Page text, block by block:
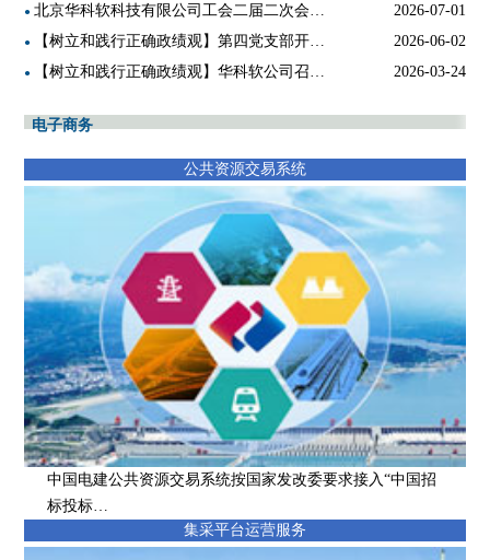
●北京华科软科技有限公司工会二届二次会员代表大会胜利召开 2026-07-01
● 【树立和践行正确政绩观】第四党支部开展“树立和践行正确政绩观”主题党日活动 2026-06-02
● 【树立和践行正确政绩观】华科软公司召开树立和践行正确政绩观学习教育集中梳理问题工作会 2026-03-24
电子商务
公共资源交易系统
中国电建公共资源交易系统按国家发改委要求接入“中国招
标投标…
集采平台运营服务